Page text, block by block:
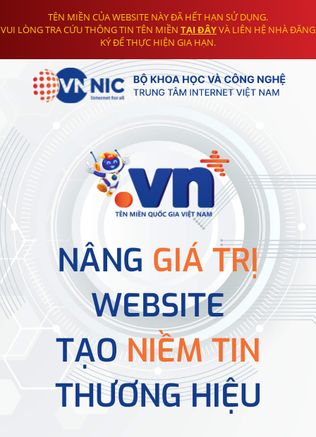
TÊN MIỀN CỦA WEBSITE NÀY ĐÃ HẾT HẠN SỬ DỤNG.
VUI LÒNG TRA CỨU THÔNG TIN TÊN MIỀN TẠI ĐÂYVÀ LIÊN HỆ NHÀ ĐĂNG
KÝ ĐỂ THỰC HIỆN GIA HẠN.
NÂNG GIÁ TRỊ
WEBSITE
TẠONIỀM TIN
THƯƠNG HIỆU